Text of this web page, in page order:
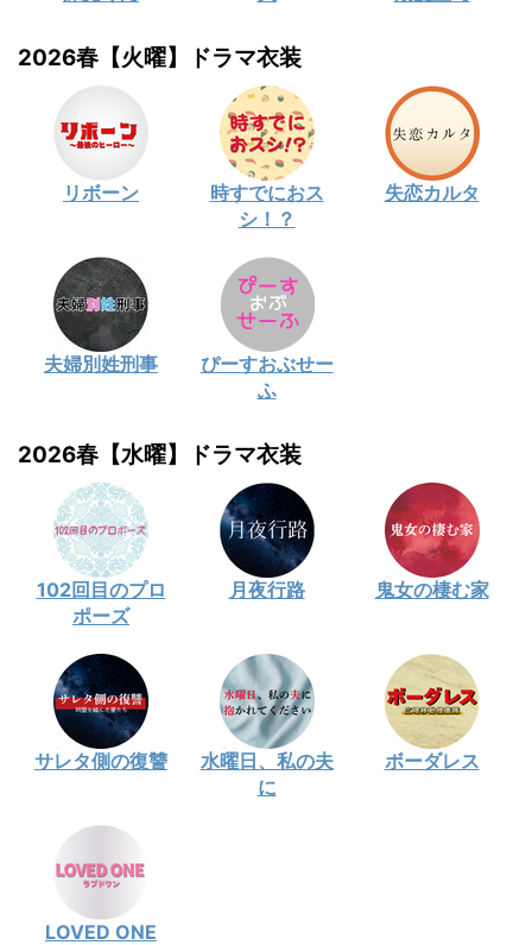
2026春【火曜】ドラマ衣装
リボーン
時すでにおス
シ！？
失恋カルタ
夫婦別姓刑事
ぴーすおぶせー
ふ
2026春【水曜】ドラマ衣装
102回目のプロ
ポーズ
月夜行路 鬼女の棲む家
サレタ側の復讐
水曜日、私の夫
に
ボーダレス
LOVED ONE